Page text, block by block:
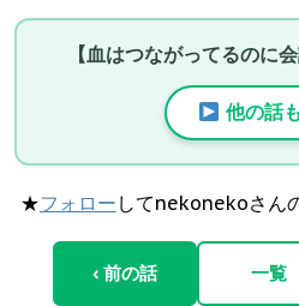
【血はつながってるのに
他の話
★フォロー してnekonekoさん
‹ 前の話 一覧